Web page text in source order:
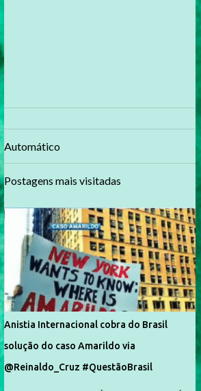
Automático
Postagens mais visitadas
Anistia Internacional cobra do Brasil
solução do caso Amarildo via
@Reinaldo_Cruz #QuestãoBrasil